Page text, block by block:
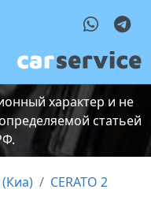
характер и не
статьей
(Киа)
CERATO 2